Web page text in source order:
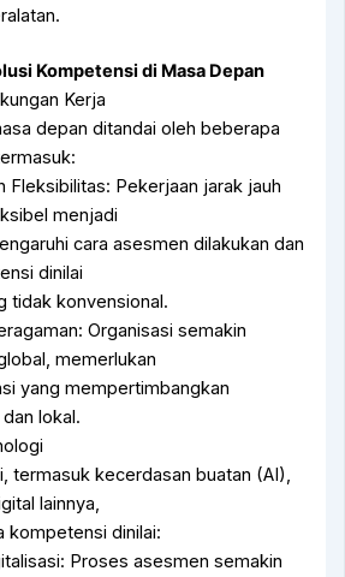
Kompetensi di Masa Depan
Kerja
depan ditandai oleh beberapa
Fleksibilitas: Pekerjaan jarak jauh
menjadi
cara asesmen dilakukan dan
dinilai
tidak konvensional.
Organisasi semakin
memerlukan
yang mempertimbangkan
lokal.
termasuk kecerdasan buatan (AI),
lainnya,
kompetensi dinilai:
Proses asesmen semakin